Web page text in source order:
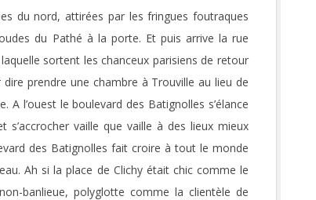
du nord, attirées par les fringues foutraques
du Pathé à la porte. Et puis arrive la rue
sortent les chanceux parisiens de retour
prendre une chambre à Trouville au lieu de
l’ouest le boulevard des Batignolles s’élance
vaille que vaille à des lieux mieux
des Batignolles fait croire à tout le monde
Ah si la place de Clichy était chic comme le
banlieue, polyglotte comme la clientèle de